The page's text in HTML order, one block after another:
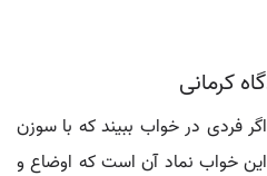
کرمانی
اگر فردی در خواب ببیند که با سوزن
خواب نماد آن است که اوضاع و